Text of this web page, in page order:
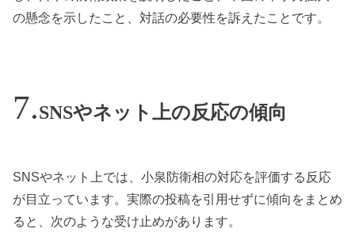
の懸念を示したこと、対話の必要性を訴えたことです。
SNSやネット上の反応の傾向
SNSやネット上では、小泉防衛相の対応を評価する反応
が目立っています。実際の投稿を引用せずに傾向をまとめ
ると、次のような受け止めがあります。